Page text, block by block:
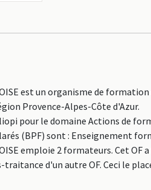
est un organisme de
Provence-Alpes-Côte d'Azur.
pour le domaine Actions de
(BPF) sont : Enseignement
emploie 2 formateurs. Cet
d'un autre OF. Ceci le